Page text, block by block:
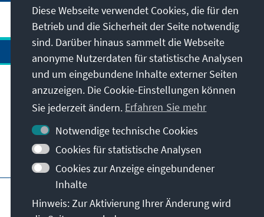
Anschrift
Kontakt
Besuchen Sie auch
Hauptseite der KAS
Nutzungsbedingungen
Diese Webseite verwendet Cookies, die für den
Betrieb und die Sicherheit der Seite notwendig
sind. Darüber hinaus sammelt die Webseite
anonyme Nutzerdaten für statistische Analysen
und um eingebundene Inhalte externer Seiten
anzuzeigen. Die Cookie-Einstellungen können
Sie jederzeit ändern. Erfahren Sie mehr
Notwendige technische Cookies
Cookies für statistische Analysen
Cookies zur Anzeige eingebundener
Inhalte
Hinweis: Zur Aktivierung Ihrer Änderung wird